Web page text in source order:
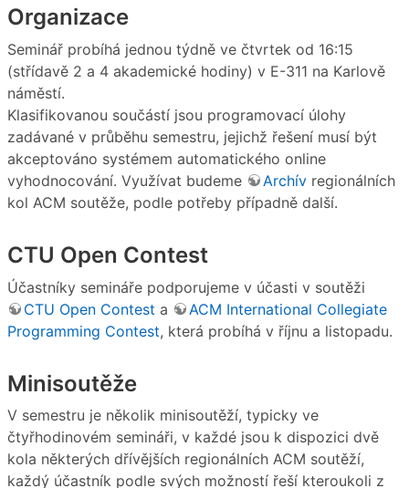
Organizace
Seminář probíhá jednou týdně ve čtvrtek od 16:15
(střídavě 2 a 4 akademické hodiny) v E-311 na Karlově
náměstí.
Klasifikovanou součástí jsou programovací úlohy
zadávané v průběhu semestru, jejichž řešení musí být
akceptováno systémem automatického online
vyhodnocování. Využívat budeme
Archív regionálních
kol ACM soutěže, podle potřeby případně další.
CTU Open Contest
Účastníky semináře podporujeme v účasti v soutěži
CTU Open Contest a
ACM International Collegiate
Programming Contest, která probíhá v říjnu a listopadu.
Minisoutěže
V semestru je několik minisoutěží, typicky ve
čtyřhodinovém semináři, v každé jsou k dispozici dvě
kola některých dřívějších regionálních ACM soutěží,
každý účastník podle svých možností řeší kteroukoli z